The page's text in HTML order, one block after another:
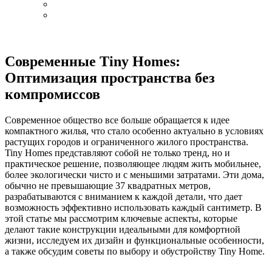
Современные Tiny Homes:
Оптимизация пространства без
компромиссов
Современное общество все больше обращается к идее
компактного жилья, что стало особенно актуально в условиях
растущих городов и ограниченного жилого пространства.
Tiny Homes представляют собой не только тренд, но и
практическое решение, позволяющее людям жить мобильнее,
более экологически чисто и с меньшими затратами. Эти дома,
обычно не превышающие 37 квадратных метров,
разрабатываются с вниманием к каждой детали, что дает
возможность эффективно использовать каждый сантиметр. В
этой статье мы рассмотрим ключевые аспекты, которые
делают такие конструкции идеальными для комфортной
жизни, исследуем их дизайн и функциональные особенности,
а также обсудим советы по выбору и обустройству Tiny Home.